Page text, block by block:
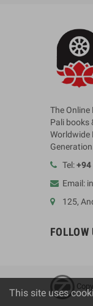
The
Pali books
Worldwide
Tel:+94
Email:
125,
FOLLOW
This site uses